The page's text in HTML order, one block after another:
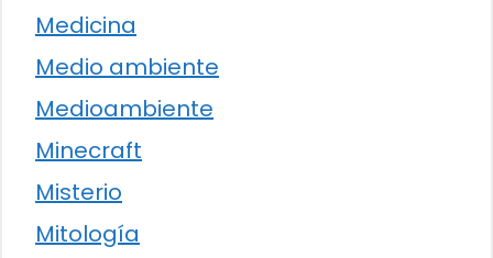
Medicina
Medio ambiente
Medioambiente
Minecraft
Misterio
Mitología